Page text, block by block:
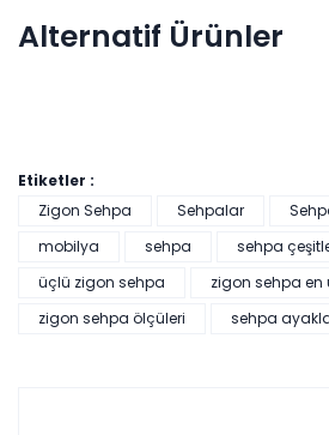
Alternatif Ürünler
Avrupa Üçlü Zigon Sehpa
Etiketler :
Zigon Sehpa
Sehpalar
mobilya
sehpa
sehpa
üçlü zigon sehpa
zigon sehpa en
zigon sehpa ölçüleri
sehpa